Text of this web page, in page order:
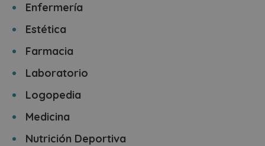
Enfermería
Estética
Farmacia
Laboratorio
Logopedia
Medicina
Nutrición Deportiva